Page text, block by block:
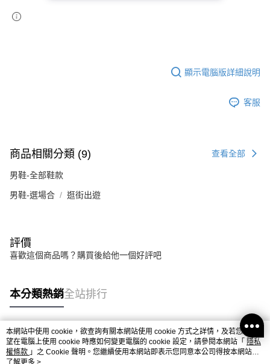
顯示電腦版詳細說明
客服
商品相關分類 (9) 查看全部
男鞋-全部鞋款
男鞋-選場合 逛街出遊
評價
喜歡這個商品嗎？購買後給他一個好評吧
本分類熱銷全站排行
熱門標籤
本網站中使用 cookie，欲查詢有關本網站使用 cookie 方式之詳情，及若您不希
望在電腦上使用 cookie 時應如何變更電腦的 cookie 設定，請參閱本網站「 隱私
權條款 」之 Cookie 聲明。您繼續使用本網站即表示您同意本公司得按本網站使
用條款之 Cookie 聲明使用 cookie。
了解更多 >